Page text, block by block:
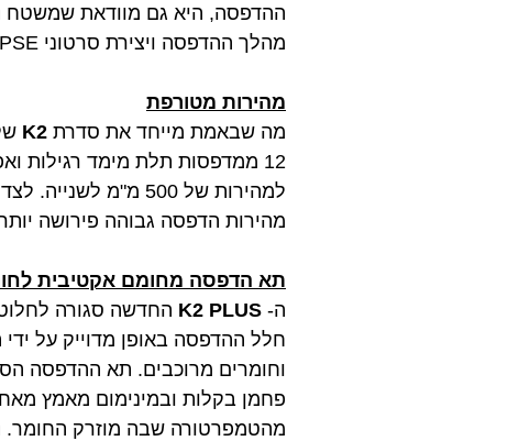
ההדפסה, היא גם מוודאת שמשטח
מהלך ההדפסה ויצירת סרטוני TIME-LAPSE מרהיבים שיאפשרו לכם לשתף את ההדפסות לכל העולם!
מהירות מטורפת
מה שבאמת מייחד את סדרת K2
12 ממדפסות תלת מימד רגילות
למהירות של 500
מהירות הדפסה גבוהה פירושה
תא הדפסה מחומם אקטיבית
ה- K2 PLUS החדשה סגורה
חלל ההדפסה באופן מדוייק על
פחמן בקלות ובמינימום מאמץ
מהטמפרטורה שבה מוזרק החומר.